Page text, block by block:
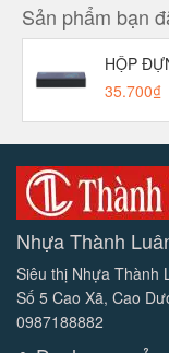
Sản phẩm bạn
HỘP
35.700₫
Nhựa Thành
Siêu thị Nhựa Thành
Số 5 Cao Xã, Cao
0987188882